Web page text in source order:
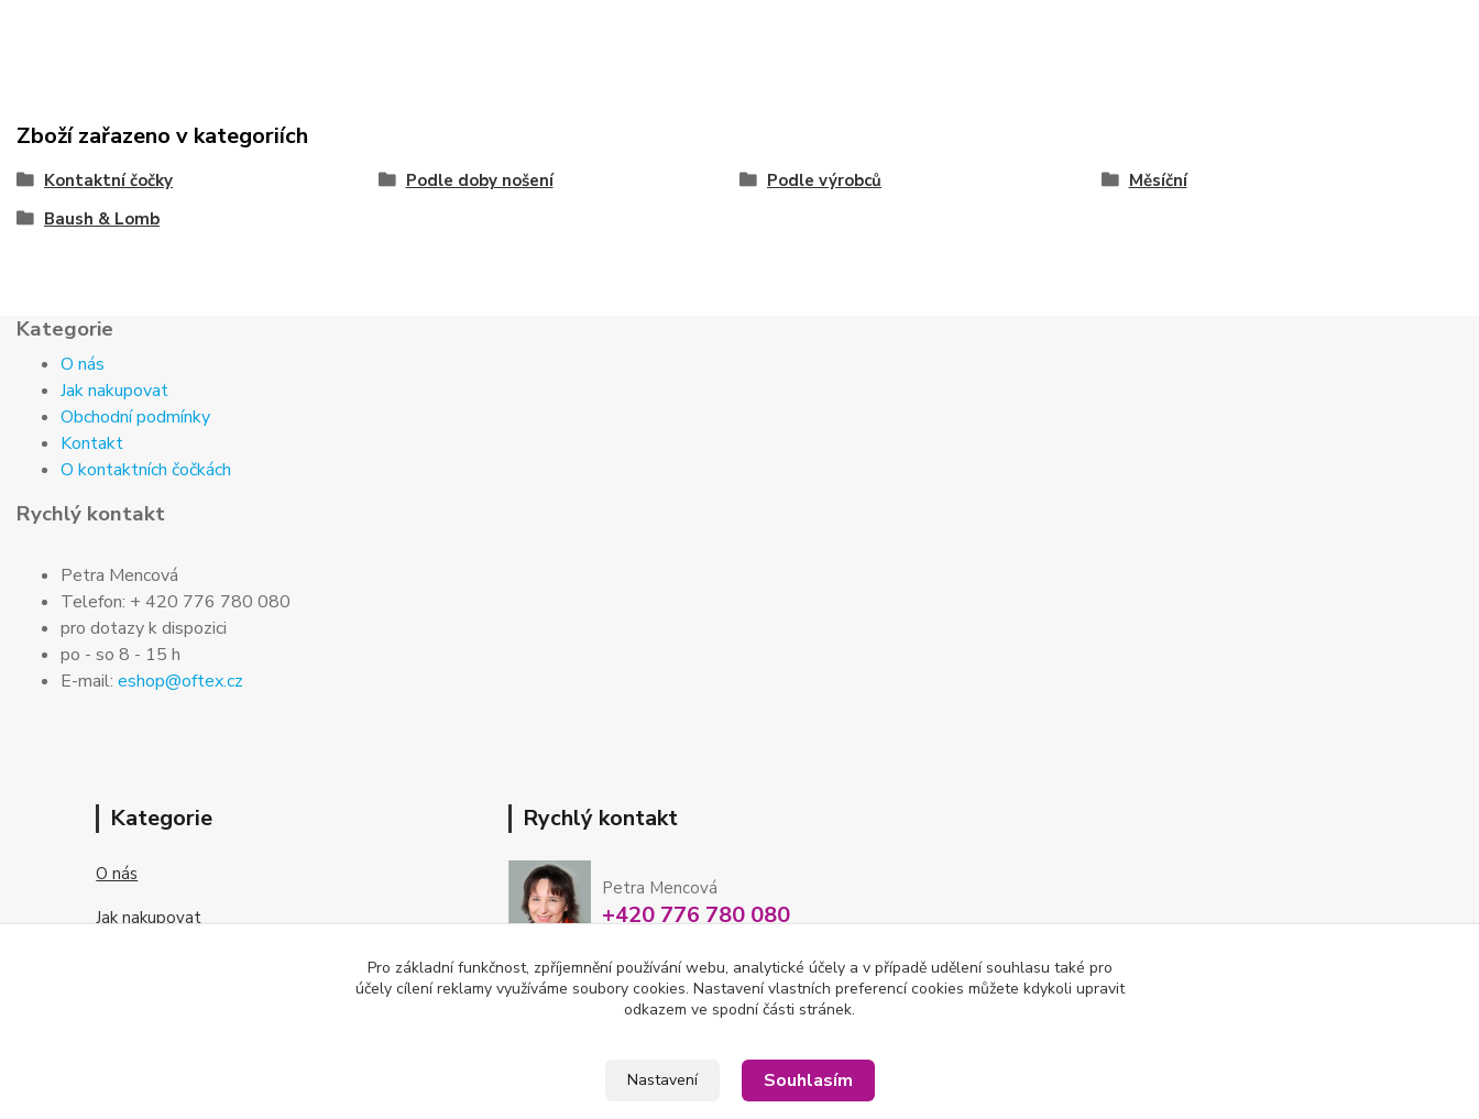
Zboží zařazeno v kategoriích
Kontaktní čočky Podle doby nošení Podle výrobců
Měsíční
Baush & Lomb
Kategorie
O nás
Jak nakupovat
Obchodní podmínky
Kontakt
O kontaktních čočkách
Rychlý kontakt
Petra Mencová
Telefon: + 420 776 780 080
pro dotazy k dispozici
po - so 8 - 15 h
E-mail: eshop@oftex.cz
Kategorie
O nás
Jak nakupovat
Rychlý kontakt
Petra Mencová
+420 776 780 080
eshop@oftex.cz
Pro základní funkčnost, zpříjemnění používání webu, analytické účely a v případě udělení souhlasu také pro
účely cílení reklamy využíváme soubory cookies. Nastavení vlastních preferencí cookies můžete kdykoli upravit
odkazem ve spodní části stránek.
Nastavení Souhlasím